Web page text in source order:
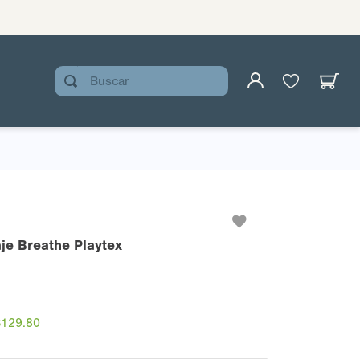
Buscar
Breathe Playtex
129.80